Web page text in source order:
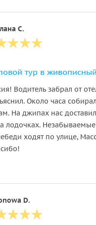
С.
Водитель забрал от
Около часа
На джипах нас
лодочках.
ходят по улице,
D.